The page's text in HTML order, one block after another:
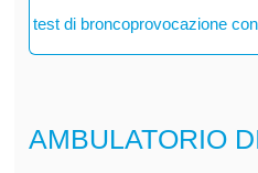
test di broncoprovocazione
AMBULATORIO